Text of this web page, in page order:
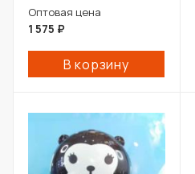
Оптовая цена
1 575 ₽
В корзину